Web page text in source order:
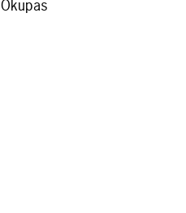
Okupas